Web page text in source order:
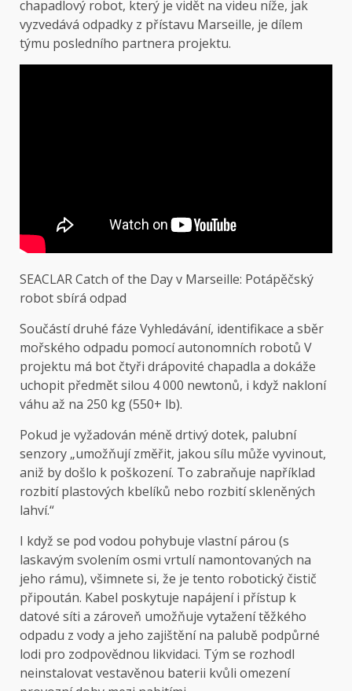
chapadlový robot, který je vidět na videu níže, jak
vyzvedává odpadky z přístavu Marseille, je dílem
týmu posledního partnera projektu.
SEACLAR Catch of the Day v Marseille: Potápěčský
robot sbírá odpad
Součástí druhé fáze Vyhledávání, identifikace a sběr
mořského odpadu pomocí autonomních robotů V
projektu má bot čtyři drápovité chapadla a dokáže
uchopit předmět silou 4 000 newtonů, i když nakloní
váhu až na 250 kg (550+ lb).
Pokud je vyžadován méně drtivý dotek, palubní
senzory „umožňují změřit, jakou sílu může vyvinout,
aniž by došlo k poškození. To zabraňuje například
rozbití plastových kbelíků nebo rozbití skleněných
lahví.“
I když se pod vodou pohybuje vlastní párou (s
laskavým svolením osmi vrtulí namontovaných na
jeho rámu), všimnete si, že je tento robotický čistič
připoután. Kabel poskytuje napájení i přístup k
datové síti a zároveň umožňuje vytažení těžkého
odpadu z vody a jeho zajištění na palubě podpůrné
lodi pro zodpovědnou likvidaci. Tým se rozhodl
neinstalovat vestavěnou baterii kvůli omezení